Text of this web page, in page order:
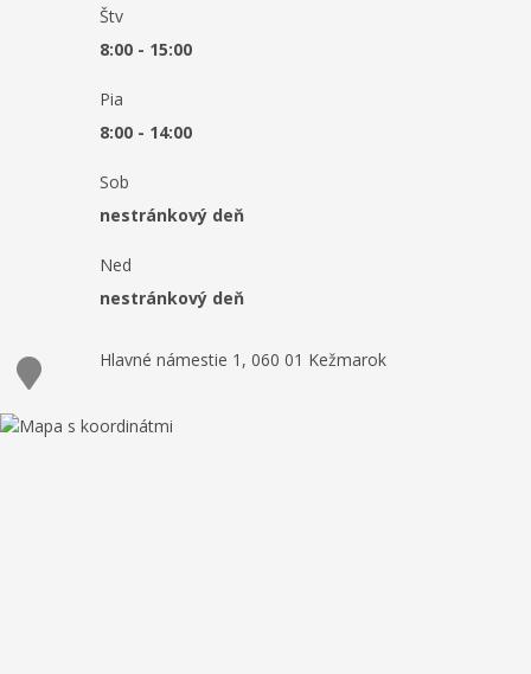
Štv
8:00 - 15:00
Pia
8:00 - 14:00
Sob
nestránkový deň
Ned
nestránkový deň
Hlavné námestie 1, 060 01 Kežmarok